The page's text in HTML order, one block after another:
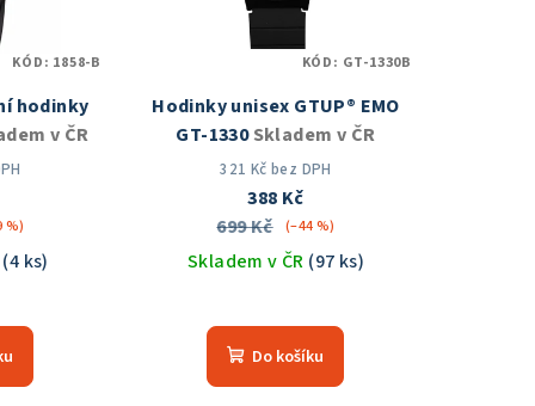
hodinky
v ČR
%)
(4 ks)
KÓD: 1858-B
Hodinky unisex GTUP® EMO
GT-1330Skladem v ČR
321 Kč bez DPH
388 Kč
699 Kč
(–44 %)
Skladem v ČR (97 ks)
hodnocení
produktu
je
Do košíku
KÓD: GT-1330B